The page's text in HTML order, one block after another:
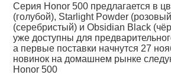
Серия Honor 500 предлагается в
(голубой), Starlight Powder
(серебристый) и Obsidian Black
уже доступны для
а первые поставки начнутся 27
новинок на домашнем рынке
Honor 500